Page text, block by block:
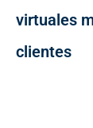
virtuales
clientes